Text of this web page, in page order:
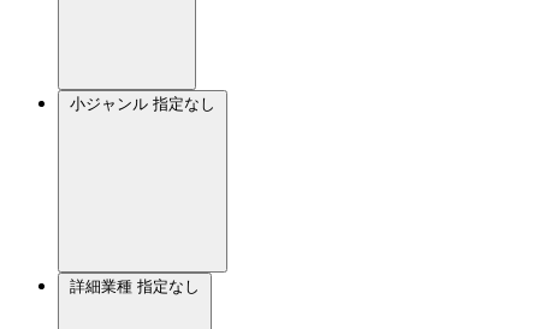
小ジャンル 指定なし
詳細業種 指定なし